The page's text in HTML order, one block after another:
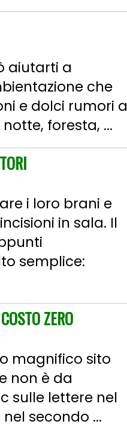
aiutarti a
che
e dolci rumori a
foresta, ...
i loro brani e
in sala. Il
semplice:
ZERO
magnifico sito
non è da
sulle lettere nel
secondo ...